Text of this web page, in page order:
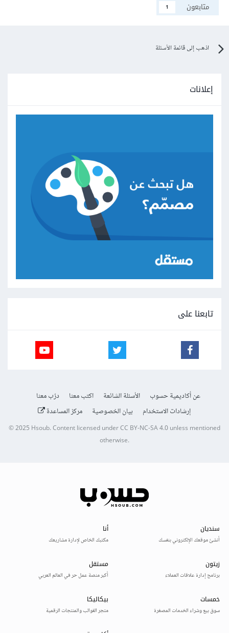
متابعون
1
اذهب إلى قائمة الأسئلة
إعلانات
تابعنا على
عن أكاديمية حسوب الأسئلة الشائعة اكتب معنا
درّب معنا
إرشادات الاستخدام
بيان الخصوصية مركز المساعدة
© 2025Hsoub.Content licensed underCC BY-NC-SA 4.0unless mentioned
otherwise.